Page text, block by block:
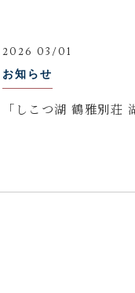
2026 03/01
お知らせ
「しこつ湖 鶴雅別荘